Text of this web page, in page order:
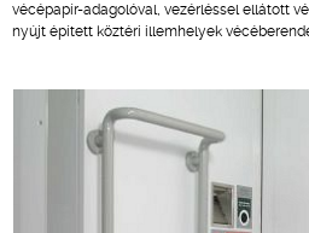
vécépapír-adagolóval, vezérléssel ellátott
nyújt épített köztéri illemhelyek